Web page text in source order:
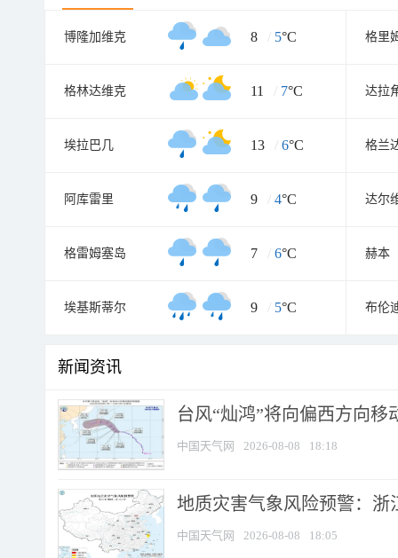
博隆加维克 8 / 5°C 格里
格林达维克 11 / 7°C 达拉
埃拉巴几 13 / 6°C 格兰
阿库雷里 9 / 4°C 达尔
格雷姆塞岛 7 / 6°C 赫本
埃基斯蒂尔 9 / 5°C 布伦
新闻资讯
台风“灿鸿”将向偏西方向移
中国天气网 2026-08-08 18:18
地质灾害气象风险预警：
中国天气网 2026-08-08 18:05